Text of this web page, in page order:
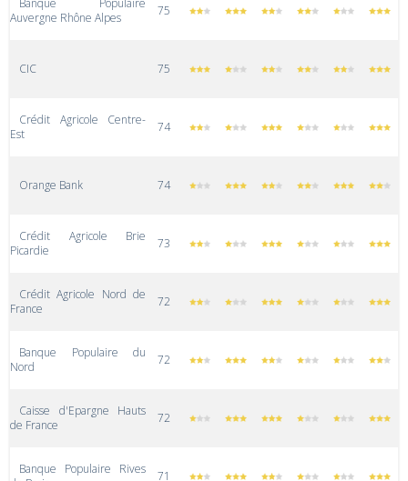
Banque Populaire
Auvergne Rhône Alpes
75
CIC 75
Crédit Agricole Centre-
Est
74
Orange Bank 74
Crédit Agricole Brie
Picardie
73
Crédit Agricole Nord de
France
72
Banque Populaire du
Nord
72
Caisse d'Epargne Hauts
de France
72
Banque Populaire Rives
71